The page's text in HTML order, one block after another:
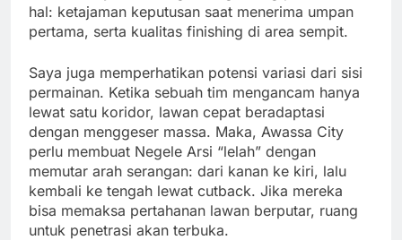
hal: ketajaman keputusan saat menerima umpan
pertama, serta kualitas finishing di area sempit.
Saya juga memperhatikan potensi variasi dari sisi
permainan. Ketika sebuah tim mengancam hanya
lewat satu koridor, lawan cepat beradaptasi
dengan menggeser massa. Maka, Awassa City
perlu membuat Negele Arsi “lelah” dengan
memutar arah serangan: dari kanan ke kiri, lalu
kembali ke tengah lewat cutback. Jika mereka
bisa memaksa pertahanan lawan berputar, ruang
untuk penetrasi akan terbuka.